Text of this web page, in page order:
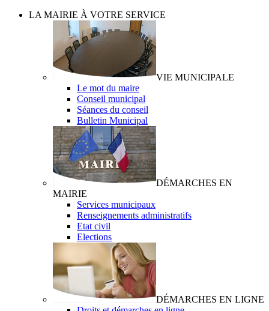
LA MAIRIE À VOTRE SERVICE
VIE MUNICIPALE
Le mot du maire
Conseil municipal
Séances du conseil
Bulletin Municipal
DÉMARCHES EN
MAIRIE
Services municipaux
Renseignements administratifs
Etat civil
Elections
DÉMARCHES EN LIGNE